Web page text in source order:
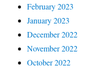
February 2023
January 2023
December 2022
November 2022
October 2022